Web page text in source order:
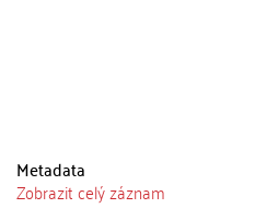
Metadata
Zobrazit celý záznam